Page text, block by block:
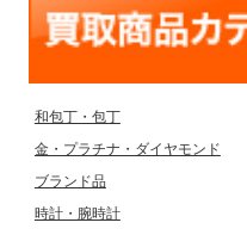
和包丁・包丁
金・プラチナ・ダイヤモンド
ブランド品
時計・腕時計